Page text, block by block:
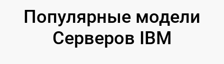
Популярные модели
Серверов IBM